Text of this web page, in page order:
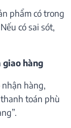
phẩm có trong
có sai sót,
giao hàng
hàng,
toán phù